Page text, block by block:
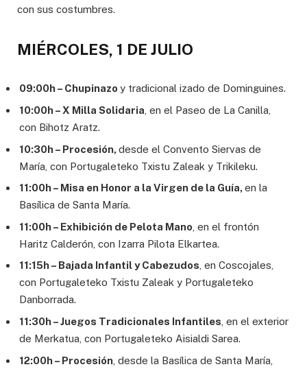
con sus costumbres.
MIÉRCOLES, 1 DE JULIO
09:00h – Chupinazo y tradicional izado de Dominguines.
10:00h – X Milla Solidaria , en el Paseo de La Canilla,
con Bihotz Aratz.
10:30h – Procesión,desde el Convento Siervas de
María, con Portugaleteko Txistu Zaleak y Trikileku.
11:00h – Misa en Honor a la Virgen de la Guía,en la
Basílica de Santa María.
11:00h – Exhibición de Pelota Mano , en el frontón
Haritz Calderón, con Izarra Pilota Elkartea.
11:15h – Bajada Infantil y Cabezudos, en Coscojales,
con Portugaleteko Txistu Zaleak y Portugaleteko
Danborrada.
11:30h – Juegos Tradicionales Infantiles , en el exterior
de Merkatua, con Portugaleteko Aisialdi Sarea.
12:00h – Procesión , desde la Basílica de Santa María,